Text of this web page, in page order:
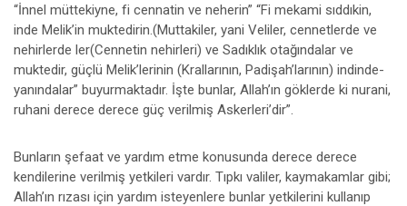
“İnnel müttekiyne, fi cennatin ve neherin” “Fi mekami sıddıkin,
inde Melik’in muktedirin.(Muttakiler, yani Veliler, cennetlerde ve
nehirlerde ler(Cennetin nehirleri) ve Sadıklık otağındalar ve
muktedir, güçlü Melik’lerinin (Krallarının, Padişah’larının) indinde-
yanındalar” buyurmaktadır. İşte bunlar, Allah’ın göklerde ki nurani,
ruhani derece derece güç verilmiş Askerleri’dir”.
Bunların şefaat ve yardım etme konusunda derece derece
kendilerine verilmiş yetkileri vardır. Tıpkı valiler, kaymakamlar gibi;
Allah’ın rızası için yardım isteyenlere bunlar yetkilerini kullanıp